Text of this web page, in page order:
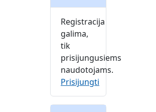
Registracija
galima,
tik
prisijungusiems
naudotojams.
Prisijungti